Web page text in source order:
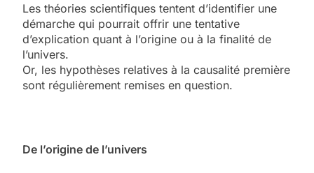
Les théories scientifiques tentent d’identifier une
démarche qui pourrait offrir une tentative
d’explication quant à l’origine ou à la finalité de
l’univers.
Or, les hypothèses relatives à la causalité première
sont régulièrement remises en question.
De l’origine de l’univers